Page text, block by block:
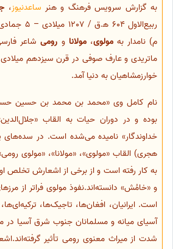
به گزارش سرویس فرهنگ و هنر ساعدنیوز،
م) نامدار بهمولوی،مولانا و رومیشاعر
ماتریدی و عارف صوفی در قرن سیزدهم
خوارزمشاهیان به دنیا آمد.
نام کامل وی «محمد بن محمد بن حسین
بوده و در دوران حیات به القاب
خداوندگار» نامیده می‌شده است. در
هجری) القاب «مولوی»، «مولانا»، «مولوی
به کار رفته است و از برخی از اشعارش
و «خامُش» دانسته‌اند.نفوذ مولوی فراتر از
است. ایرانیان، افغان‌ها، تاجیک‌ها،
آسیای میانه و مسلمانان جنوب شرق آسیا
شدت از میراث معنوی رومی تأثیر